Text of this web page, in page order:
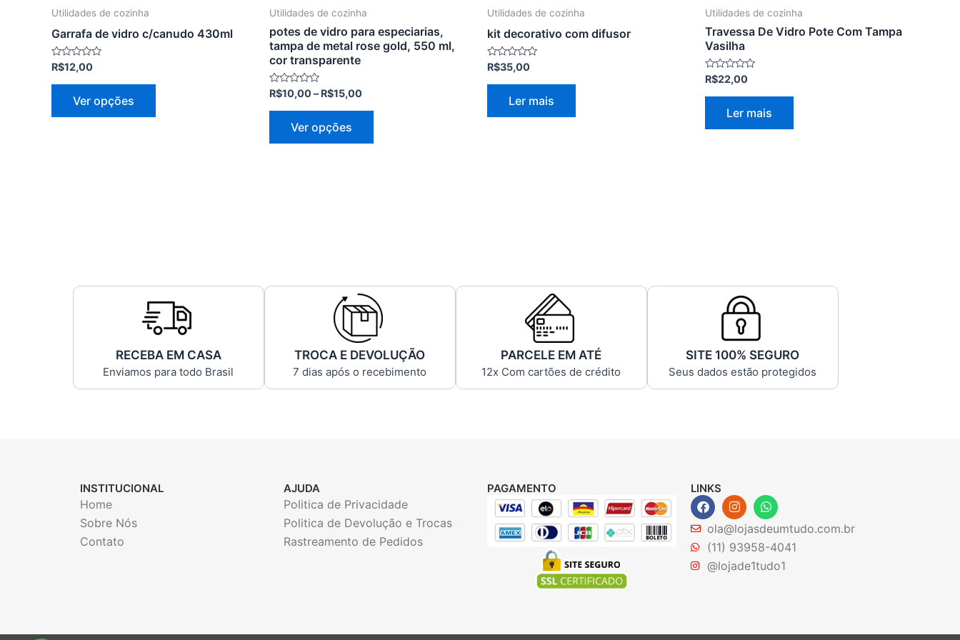
Utilidades de cozinha
Garrafa de vidro c/canudo 430ml
Avaliação
0
R$12,00
Ver opções
produto
Utilidades de cozinha
potes de vidro para especiarias,
tampa de metal rose gold, 550 ml,
cor transparente
Avaliação
0
R$10,00 R$15,00
Ver opções
produto
Utilidades de cozinha
kit decorativo com difusor
Avaliação
0
R$35,00
Ler mais
Utilidades de cozinha
Travessa De Vidro Pote Com Tampa
Vasilha
Avaliação
0
R$22,00
Ler mais
RECEBA EM CASA
Enviamos para todo Brasil
TROCA E DEVOLUÇÃO
7 dias após o recebimento
PARCELE EM ATÉ
12x Com cartões de crédito
SITE 100% SEGURO
Seus dados estão protegidos
INSTITUCIONAL
Home
Sobre Nós
Contato
AJUDA
Politica de Privacidade
Politica de Devolução e Trocas
Rastreamento de Pedidos
PAGAMENTO LINKS
F
a
c
e
b
o
o
I
n
s
t
a
g
r
W
h
a
t
s
a
p
ola@lojasdeumtudo.com.br
(11) 93958-4041
@lojade1tudo1